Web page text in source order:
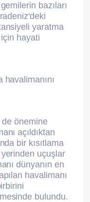
bazıları
yaratma
hayati
havalimanını
de önemine
açıldıktan
bir kısıtlama
yerinden uçuşlar
dünyanın en
havalimanı
bulundu.